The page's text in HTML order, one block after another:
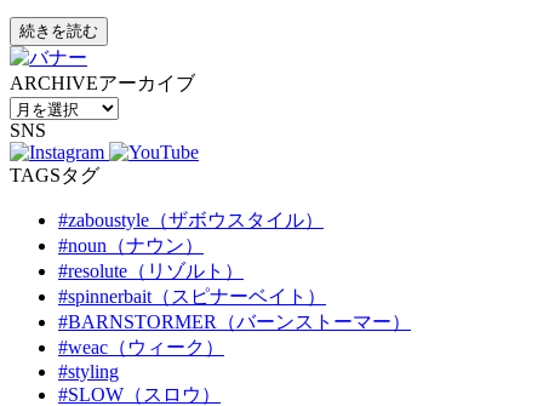
続きを読む
ARCHIVEアーカイブ
SNS
TAGSタグ
#zaboustyle（ザボウスタイル）
#noun（ナウン）
#resolute（リゾルト）
#spinnerbait（スピナーベイト）
#BARNSTORMER（バーンストーマー）
#weac（ウィーク）
#styling
#SLOW（スロウ）